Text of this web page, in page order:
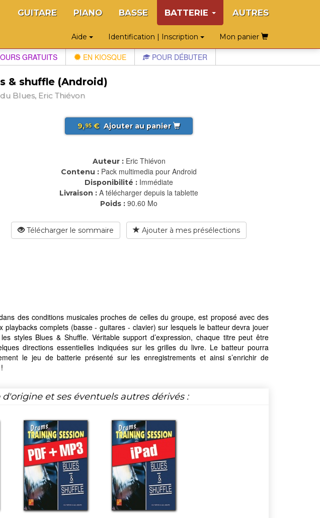
GUITARE PIANO BASSE BATTERIE AUTRES
Aide Identification | Inscription Mon panier
GRATUITS EN KIOSQUE POUR DÉBUTER
& shuffle (Android)
Blues, Eric Thiévon
9,95€ Ajouter au panier
Auteur : Eric Thiévon
Contenu : Pack multimedia pour Android
Disponibilité : Immédiate
Livraison : A télécharger depuis la tablette
Poids : 90.60 Mo
Télécharger le sommaire Ajouter à mes présélections
des conditions musicales proches de celles du groupe, est proposé avec des
playbacks complets (basse - guitares - clavier) sur lesquels le batteur devra jouer
styles Blues & Shuffle. Véritable support d’expression, chaque titre peut être
directions essentielles indiquées sur les grilles du livre. Le batteur pourra
le jeu de batterie présenté sur les enregistrements et ainsi s’enrichir de
et ses éventuels autres dérivés :